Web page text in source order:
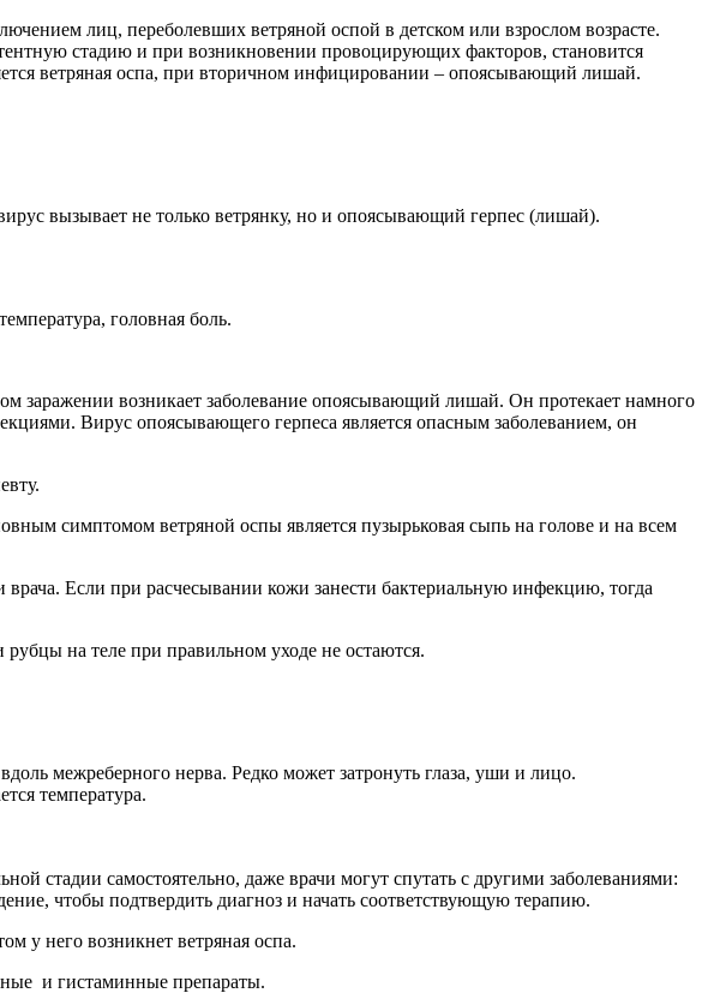
лиц, переболевших ветряной оспой в детском или взрослом возрасте.
стадию и при возникновении провоцирующих факторов, становится
ветряная оспа, при вторичном инфицировании – опоясывающий лишай.
вызывает не только ветрянку, но и опоясывающий герпес (лишай).
головная боль.
заражении возникает заболевание опоясывающий лишай. Он протекает намного
Вирус опоясывающего герпеса является опасным заболеванием, он
симптомом ветряной оспы является пузырьковая сыпь на голове и на всем
Если при расчесывании кожи занести бактериальную инфекцию, тогда
на теле при правильном уходе не остаются.
межреберного нерва. Редко может затронуть глаза, уши и лицо.
температура.
стадии самостоятельно, даже врачи могут спутать с другими заболеваниями:
чтобы подтвердить диагноз и начать соответствующую терапию.
у него возникнет ветряная оспа.
и гистаминные препараты.